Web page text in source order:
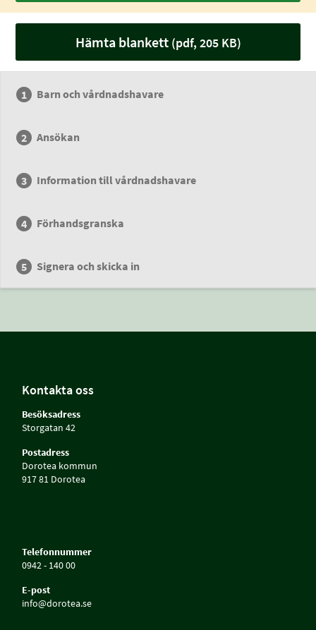
Hämta blankett(pdf, 205 KB)
Barn och vårdnadshavare
Ansökan
Information till vårdnadshavare
Förhandsgranska
Signera och skicka in
Kontakta oss
Besöksadress
Storgatan 42
Postadress
Dorotea kommun
917 81 Dorotea
Telefonnummer
0942 - 140 00
E-post
info@dorotea.se